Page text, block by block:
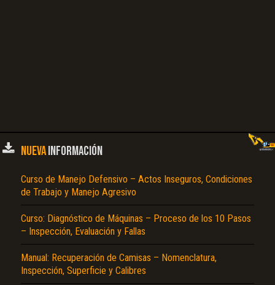
NUEVAINFORMACIÓN
Curso de Manejo Defensivo – Actos Inseguros, Condiciones
de Trabajo y Manejo Agresivo
Curso: Diagnóstico de Máquinas – Proceso de los 10 Pasos
– Inspección, Evaluación y Fallas
Manual: Recuperación de Camisas – Nomenclatura,
Inspección, Superficie y Calibres